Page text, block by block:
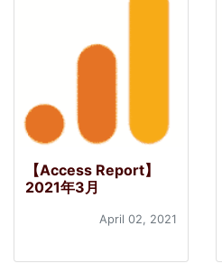
【Access Report】
2021年3月
April 02, 2021